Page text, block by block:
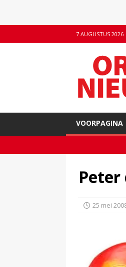
7 AUGUSTUS 2026
VOORPAGINA
25 mei